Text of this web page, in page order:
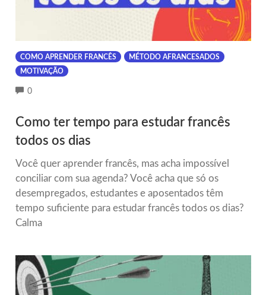
COMO APRENDER FRANCÊS
MÉTODO AFRANCESADOS
MOTIVAÇÃO
0COMMENTS
Como ter tempo para estudar francês
todos os dias
Você quer aprender francês, mas acha impossível
conciliar com sua agenda? Você acha que só os
desempregados, estudantes e aposentados têm
tempo suficiente para estudar francês todos os dias?
Calma